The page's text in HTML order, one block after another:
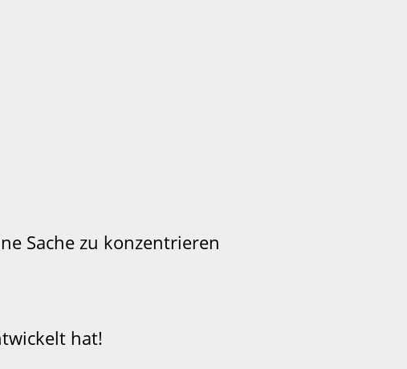
Sache zu konzentrieren
hat!